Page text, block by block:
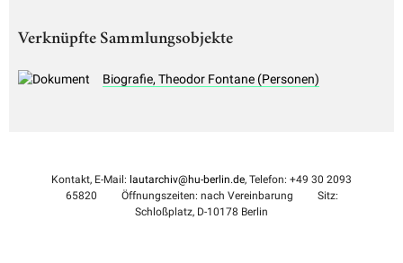
Verknüpfte Sammlungsobjekte
Biografie, Theodor Fontane (Personen)
Kontakt, E-Mail: lautarchiv@hu-berlin.de, Telefon: +49 30 2093
65820
Öffnungszeiten: nach Vereinbarung
Sitz:
Schloßplatz, D-10178 Berlin